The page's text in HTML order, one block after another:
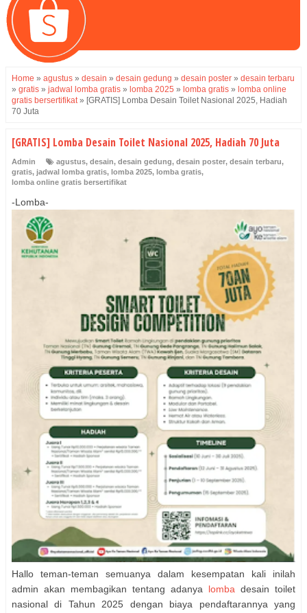
Home » agustus » desain » desain gedung » desain poster » desain terbaru
» gratis » jadwal lomba gratis » lomba 2025 » lomba gratis » lomba online
gratis bersertifikat» [GRATIS] Lomba Desain Toilet Nasional 2025, Hadiah
70 Juta
[GRATIS] Lomba Desain Toilet Nasional 2025, Hadiah 70 Juta
Admin agustus, desain, desain gedung, desain poster, desain terbaru,
gratis, jadwal lomba gratis, lomba 2025, lomba gratis,
lomba online gratis bersertifikat
-Lomba-
Hallo teman-teman semuanya dalam kesempatan kali inilah
admin akan membagikan tentang adanya lomba desain toilet
nasional di Tahun 2025 dengan biaya pendaftarannya yang